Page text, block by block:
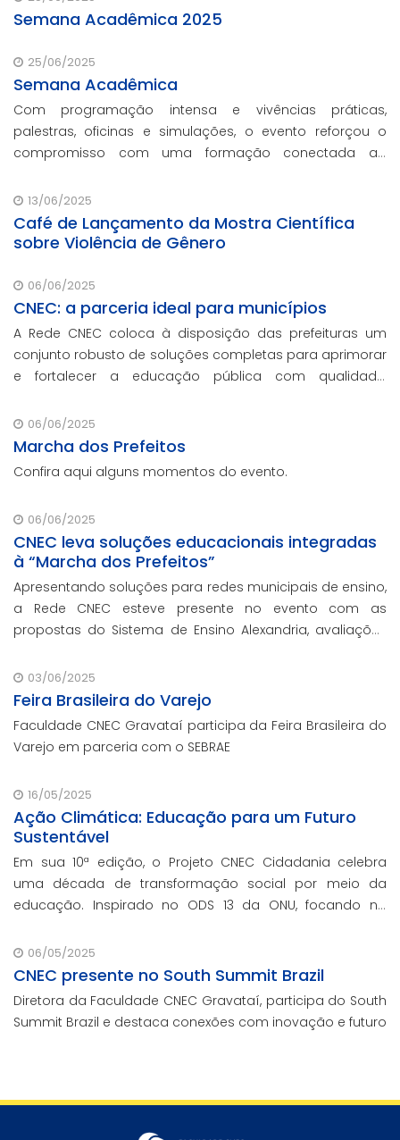
Semana Acadêmica 2025
25/06/2025
Semana Acadêmica
Com programação intensa e vivências práticas,
palestras, oficinas e simulações, o evento reforçou o
compromisso com uma formação conectada ao
13/06/2025
Café de Lançamento da Mostra Científica
sobre Violência de Gênero
06/06/2025
CNEC: a parceria ideal para municípios
A Rede CNEC coloca à disposição das prefeituras um
conjunto robusto de soluções completas para aprimorar
e fortalecer a educação pública com qualidade,
que não participaram da Marcha dos Prefeitos
06/06/2025
Marcha dos Prefeitos
Confira aqui alguns momentos do evento.
06/06/2025
CNEC leva soluções educacionais integradas
à “Marcha dos Prefeitos”
Apresentando soluções para redes municipais de ensino,
a Rede CNEC esteve presente no evento com as
propostas do Sistema de Ensino Alexandria, avaliações
escolar e parcerias com prefeituras durante e
03/06/2025
Feira Brasileira do Varejo
Faculdade CNEC Gravataí participa da Feira Brasileira do
Varejo em parceria com o SEBRAE
16/05/2025
Ação Climática: Educação para um Futuro
Sustentável
Em sua 10ª edição, o Projeto CNEC Cidadania celebra
uma década de transformação social por meio da
educação. Inspirado no ODS 13 da ONU, focando no
promoção da sustentabilidade.
06/05/2025
CNEC presente no South Summit Brazil
Diretora da Faculdade CNEC Gravataí, participa do South
Summit Brazil e destaca conexões com inovação e futuro